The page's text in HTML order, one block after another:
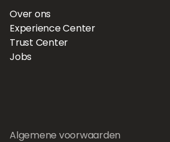
Over ons
Experience Center
Trust Center
Jobs
Algemene voorwaarden